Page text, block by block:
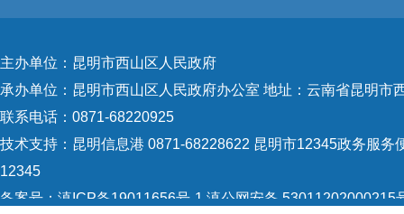
主办单位：昆明市西山区人民政府
承办单位：昆明市西山区人民政府办公室 地址：云南省昆明市
联系电话：0871-68220925
技术支持： 昆明信息港 0871-68228622 昆明市12345政务服务
12345
备案号： 滇ICP备19011656号-1 滇公网安备 53011202000215